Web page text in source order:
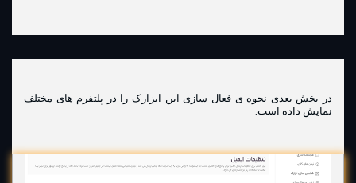
در بخش بعدی نحوه ی فعال سازی این ابزارک را در پلتفرم های مختلف
نمایش داده است.